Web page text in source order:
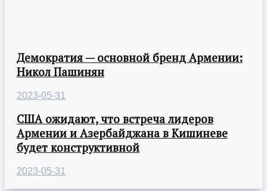
Демократия — основной бренд Армении:
Никол Пашинян
2023-05-31
США ожидают, что встреча лидеров
Армении и Азербайджана в Кишиневе
будет конструктивной
2023-05-31